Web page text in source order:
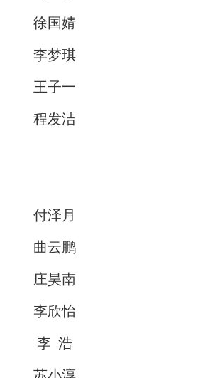
徐国婧
李梦琪
王子一
程发洁
付泽月
曲云鹏
庄昊南
李欣怡
李 浩